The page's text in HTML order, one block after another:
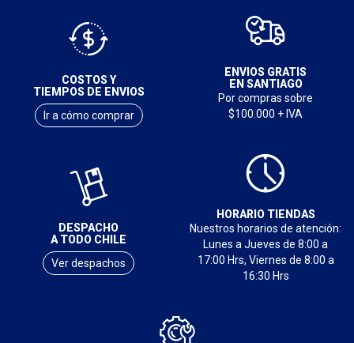
COSTOS Y
TIEMPOS DE ENVIOS
Ir a cómo comprar
ENVIOS GRATIS
EN SANTIAGO
Por compras sobre
$100.000 + IVA
DESPACHO
A TODO CHILE
Ver despachos
HORARIO TIENDAS
Nuestros horarios de atención:
Lunes a Jueves de 8:00 a
17:00 Hrs, Viernes de 8:00 a
16:30 Hrs